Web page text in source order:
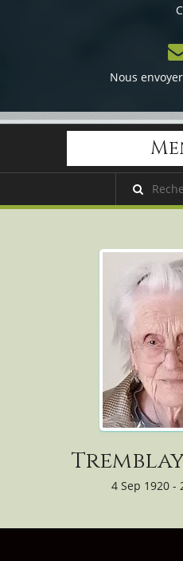
Nous
4 Sep 1920 -